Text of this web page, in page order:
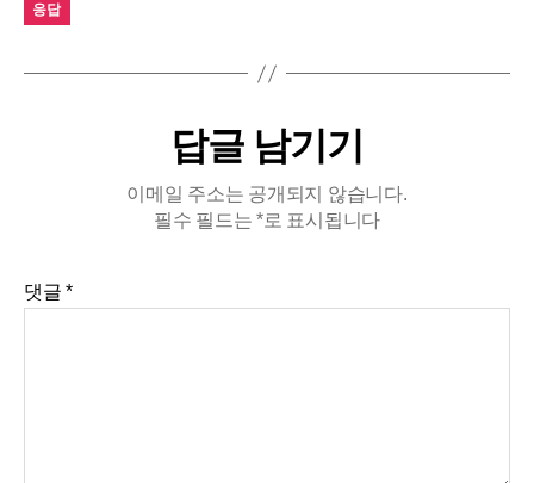
응답
답글 남기기
이메일 주소는 공개되지 않습니다.
필수 필드는*로 표시됩니다
댓글*